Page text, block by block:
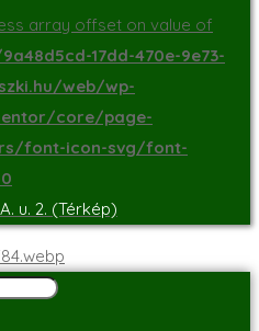
array offset on value of
17dd-470e-9e73-
web/wp-
core/page-
font-icon-svg/font-
u. 2. (Térkép)